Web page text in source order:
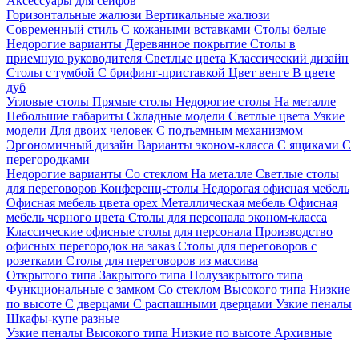
Горизонтальные жалюзи Вертикальные жалюзи
Современный стиль С кожаными вставками Столы белые
Недорогие варианты Деревянное покрытие Столы в
приемную руководителя Светлые цвета Классический дизайн
Столы с тумбой С брифинг-приставкой Цвет венге В цвете
дуб
Угловые столы Прямые столы Недорогие столы На металле
Небольшие габариты Складные модели Светлые цвета Узкие
модели Для двоих человек С подъемным механизмом
Эргономичный дизайн Варианты эконом-класса С ящиками С
перегородками
Недорогие варианты Со стеклом На металле Светлые столы
для переговоров Конференц-столы Недорогая офисная мебель
Офисная мебель цвета орех Металлическая мебель Офисная
мебель черного цвета Столы для персонала эконом-класса
Классические офисные столы для персонала Производство
офисных перегородок на заказ Столы для переговоров с
розетками Столы для переговоров из массива
Открытого типа Закрытого типа Полузакрытого типа
Функциональные с замком Со стеклом Высокого типа Низкие
по высоте С дверцами С распашными дверцами Узкие пеналы
Шкафы-купе разные
Узкие пеналы Высокого типа Низкие по высоте Архивные